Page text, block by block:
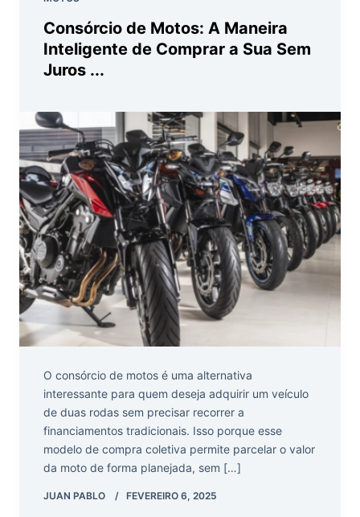
Consórcio de Motos: A Maneira
Inteligente de Comprar a Sua Sem
Juros ...
O consórcio de motos é uma alternativa
interessante para quem deseja adquirir um veículo
de duas rodas sem precisar recorrer a
financiamentos tradicionais. Isso porque esse
modelo de compra coletiva permite parcelar o valor
da moto de forma planejada, sem […]
JUAN PABLO FEVEREIRO 6, 2025